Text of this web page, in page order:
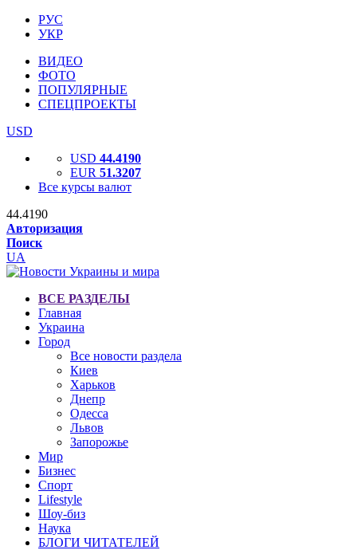
РУС
УКР
ВИДЕО
ФОТО
ПОПУЛЯРНЫЕ
СПЕЦПРОЕКТЫ
USD
USD 44.4190
EUR 51.3207
Все курсы валют
44.4190
Авторизация
Поиск
UA
ВСЕ РАЗДЕЛЫ
Главная
Украина
Город
Все новости раздела
Киев
Харьков
Днепр
Одесса
Львов
Запорожье
Мир
Бизнес
Спорт
Lifestyle
Шоу-биз
Наука
БЛОГИ ЧИТАТЕЛЕЙ